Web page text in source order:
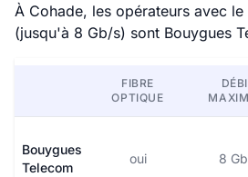
À Cohade, les opérateurs avec
(jusqu'à 8 Gb/s) sont Bouygues
FIBRE
OPTIQUE
Bouygues
Telecom
oui 8